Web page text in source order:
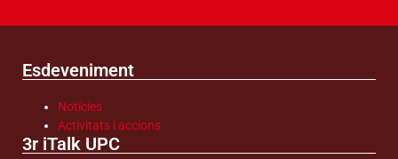
Esdeveniment
Notícies
Activitats i accions
3r iTalk UPC